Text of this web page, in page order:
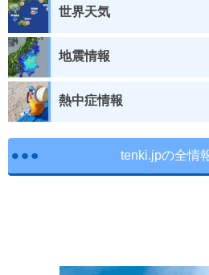
世界天気
地震情報
熱中症情報
tenki.jpの全情